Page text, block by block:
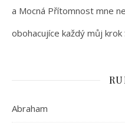
a Mocná Přítomnost mne
obohacujíce každý můj krok
Abraham